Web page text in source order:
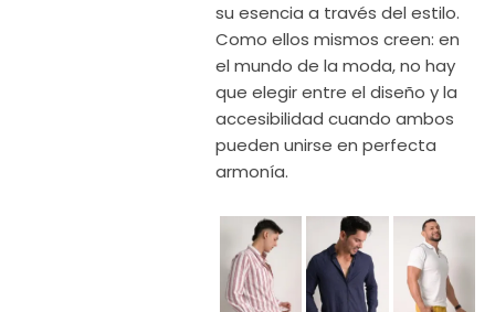
su esencia a través del estilo.
Como ellos mismos creen: en
el mundo de la moda, no hay
que elegir entre el diseño y la
accesibilidad cuando ambos
pueden unirse en perfecta
armonía.